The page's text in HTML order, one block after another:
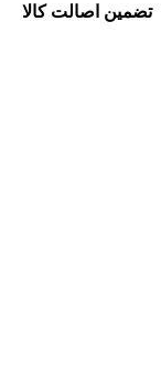
تضمین اصالت کالا